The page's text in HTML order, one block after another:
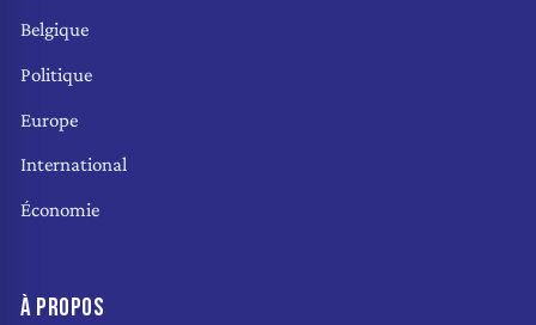
Belgique
Politique
Europe
International
Économie
À PROPOS